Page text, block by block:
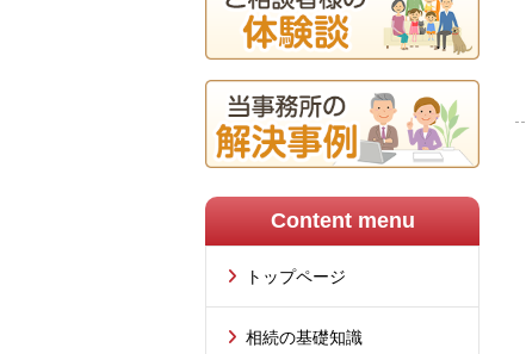
Content menu
トップページ
相続の基礎知識